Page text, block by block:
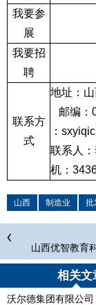
我要参
展
我要招
聘
联系方
式
地址：
邮编：
：
联系人
机：
山西 制造业 批
山西优智教育
相关文
沃尔德集团有限公司